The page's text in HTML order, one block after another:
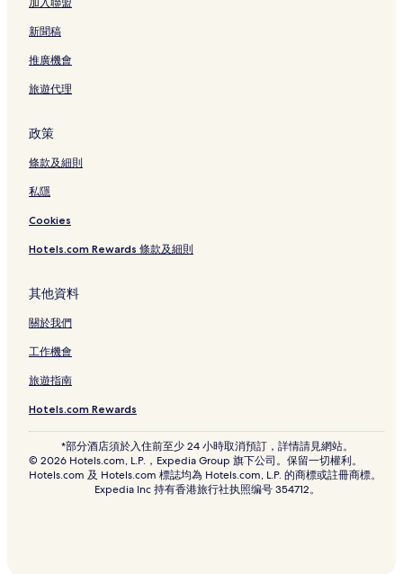
新聞稿
推廣機會
旅遊代理
政策
條款及細則
私隱
Cookies
Hotels.com Rewards 條款及細則
其他資料
關於我們
工作機會
旅遊指南
Hotels.com Rewards
*部分酒店須於入住前至少 24 小時取消預訂，詳情請見網站。
© 2026 Hotels.com, L.P.，Expedia Group 旗下公司。保留一切權利。
Hotels.com 及 Hotels.com 標誌均為 Hotels.com, L.P. 的商標或註冊商標。
Expedia Inc 持有香港旅行社执照编号 354712。